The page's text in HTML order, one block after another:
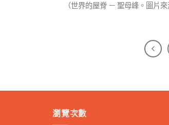
（世界的屋脊 － 聖母峰。圖片
瀏覽次數